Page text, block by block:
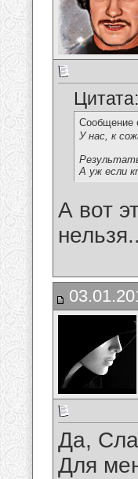
Цитата:
Сообщение
У нас, к
А уж если
А вот
Да,
Для